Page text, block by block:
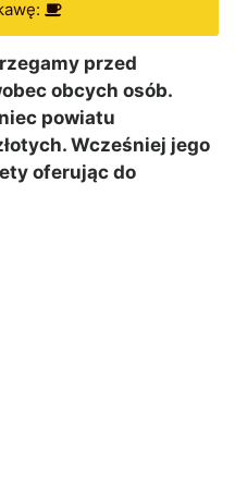
przed
obcych osób.
powiatu
Wcześniej jego
oferując do